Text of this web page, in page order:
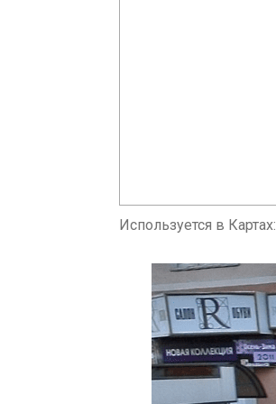
Используется в Картах: